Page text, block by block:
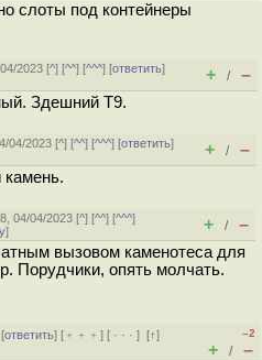
слоты под контейнеры
2023 [^] [^^] [^^^] [ответить]
+ / –
Здешний Т9.
04/2023 [^] [^^] [^^^] [ответить]
+ / –
камень.
04/04/2023 [^] [^^] [^^^]
] + / –
вызовом каменотеса для
Порудчики, опять молчать.
ответить] [ ﹢﹢﹢] [ · · ·][↑]
–2
+ / –